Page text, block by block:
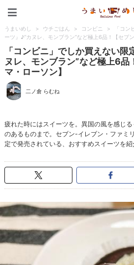
うまいめし > ウチごはん > コンビニ >
「コ
ーツ』♪“カヌレ、モンブラン”など極上6品！【セブ
「コンビニ」でしか買えない限
ヌレ、モンブラン”など極上6品
マ・ローソン】
二ノ倉 らむね
疲れた時にはスイーツを。異国の風を感じ
のあるものまで。セブン-イレブン・ファミ
定で発売されている、おすすめスイーツを紹